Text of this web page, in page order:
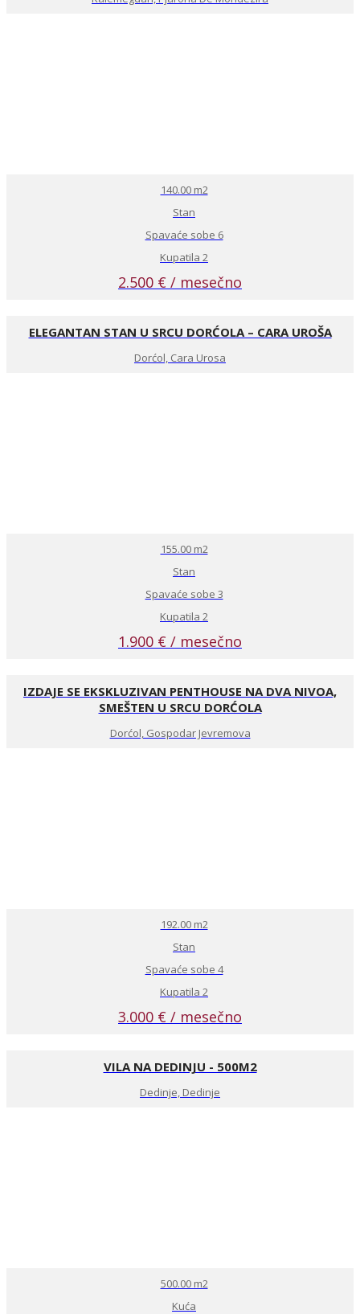
140.00 m2
Stan
Spavaće sobe 6
Kupatila 2
2.500 € / mesečno
ELEGANTAN STAN U SRCU DORĆOLA – CARA UROŠA
Dorćol, Cara Urosa
155.00 m2
Stan
Spavaće sobe 3
Kupatila 2
1.900 € / mesečno
IZDAJE SE EKSKLUZIVAN PENTHOUSE NA DVA NIVOA,
SMEŠTEN U SRCU DORĆOLA
Dorćol, Gospodar Jevremova
192.00 m2
Stan
Spavaće sobe 4
Kupatila 2
3.000 € / mesečno
VILA NA DEDINJU - 500M2
Dedinje, Dedinje
500.00 m2
Kuća